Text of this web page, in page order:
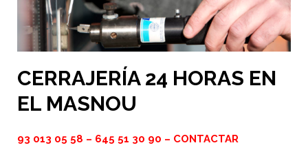
CERRAJERÍA 24 HORAS EN
EL MASNOU
93 013 05 58 – 645 51 30 90 – CONTACTAR